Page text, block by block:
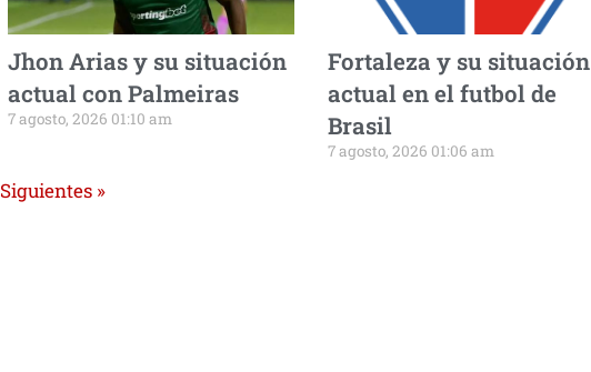
Jhon Arias y su situación
actual con Palmeiras
7 agosto, 2026 01:10 am
Fortaleza y su situación
actual en el futbol de
Brasil
7 agosto, 2026 01:06 am
Siguientes »